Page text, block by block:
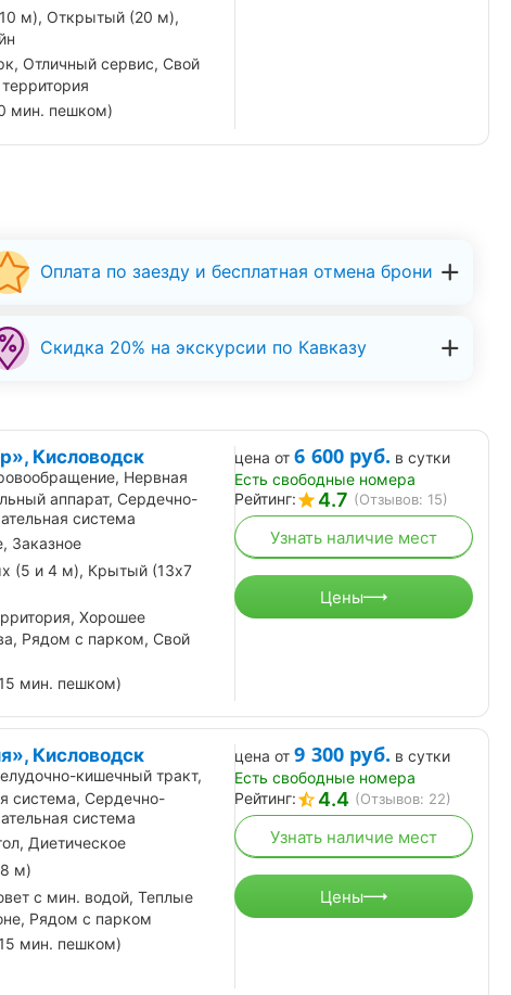
м), Открытый (20 м),
Отличный сервис, Свой
мин. пешком)
Оплата по заезду и бесплатная отмена брони
Скидка 20% на экскурсии по Кавказу
Кисловодск
Нервная
аппарат, Сердечно-
система
Заказное
(5 и 4 м), Крытый (13х7
Хорошее
Рядом с парком, Свой
мин. пешком)
цена от 6 600 руб. в сутки
Есть свободные номера
Рейтинг:
4.7 (Отзывов: 15)
Узнать наличие мест
Цены
Кисловодск
кишечный тракт,
система, Сердечно-
система
Диетическое
м)
с мин. водой, Теплые
Рядом с парком
мин. пешком)
цена от 9 300 руб. в сутки
Есть свободные номера
Рейтинг:
4.4 (Отзывов: 22)
Узнать наличие мест
Цены